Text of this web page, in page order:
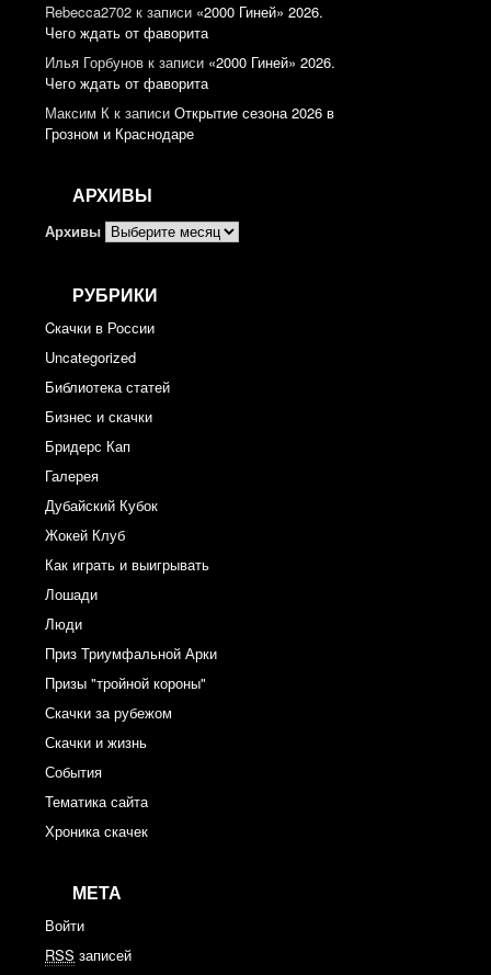
Rebecca2702 к записи «2000 Гиней» 2026.
Чего ждать от фаворита
Илья Горбунов к записи «2000 Гиней» 2026.
Чего ждать от фаворита
Максим К к записи Открытие сезона 2026 в
Грозном и Краснодаре
АРХИВЫ
Архивы
РУБРИКИ
Cкачки в России
Uncategorized
Библиотека статей
Бизнес и скачки
Бридерс Кап
Галерея
Дубайский Кубок
Жокей Клуб
Как играть и выигрывать
Лошади
Люди
Приз Триумфальной Арки
Призы "тройной короны"
Скачки за рубежом
Скачки и жизнь
События
Тематика сайта
Хроника скачек
МЕТА
Войти
RSS записей